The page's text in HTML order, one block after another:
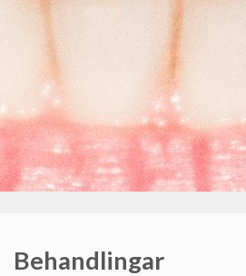
Behandlingar